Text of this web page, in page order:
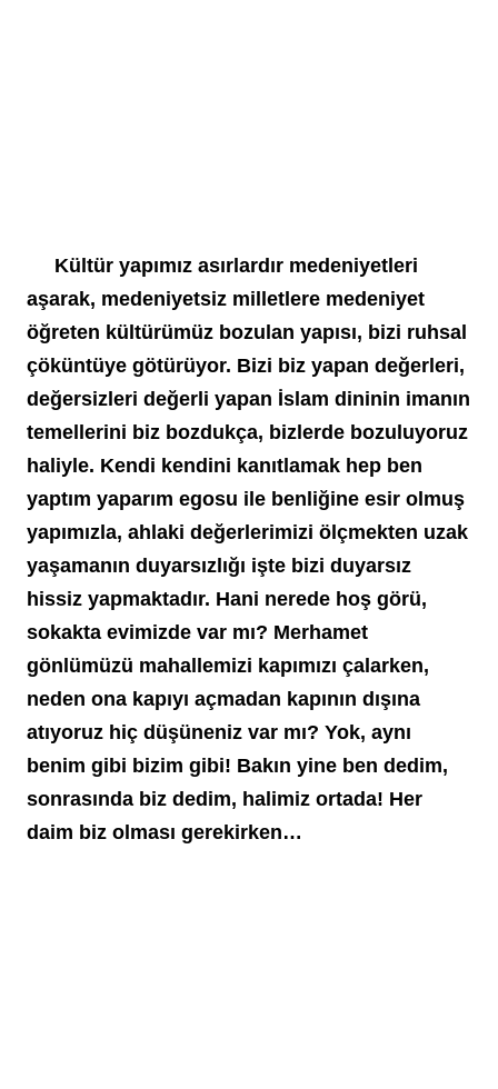
Kültür yapımız asırlardır medeniyetleri
aşarak, medeniyetsiz milletlere medeniyet
öğreten kültürümüz bozulan yapısı, bizi ruhsal
çöküntüye götürüyor. Bizi biz yapan değerleri,
değersizleri değerli yapan İslam dininin imanın
temellerini biz bozdukça, bizlerde bozuluyoruz
haliyle. Kendi kendini kanıtlamak hep ben
yaptım yaparım egosu ile benliğine esir olmuş
yapımızla, ahlaki değerlerimizi ölçmekten uzak
yaşamanın duyarsızlığı işte bizi duyarsız
hissiz yapmaktadır. Hani nerede hoş görü,
sokakta evimizde var mı? Merhamet
gönlümüzü mahallemizi kapımızı çalarken,
neden ona kapıyı açmadan kapının dışına
atıyoruz hiç düşüneniz var mı? Yok, aynı
benim gibi bizim gibi! Bakın yine ben dedim,
sonrasında biz dedim, halimiz ortada! Her
daim biz olması gerekirken…